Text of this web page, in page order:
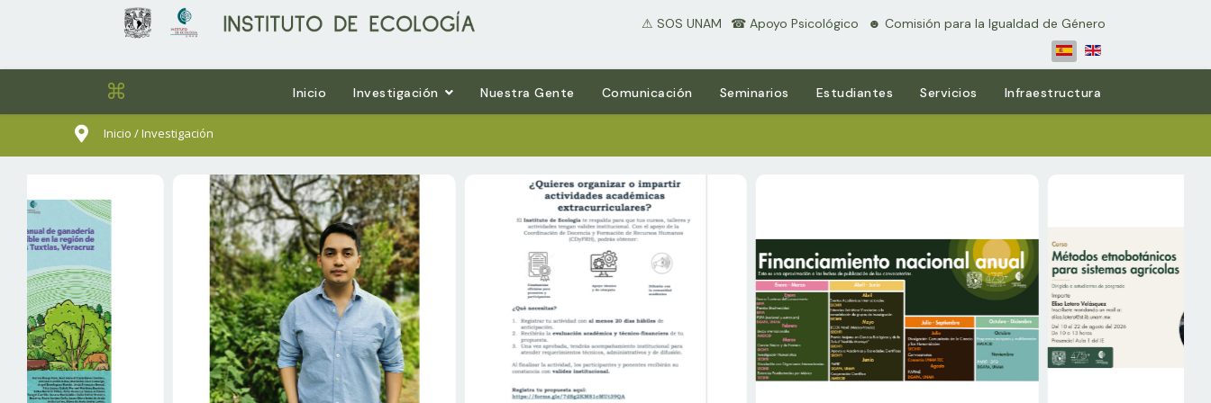
⚠ SOS UNAM ⠀☎ Apoyo Psicológico ⠀☻ Comisión para la Igualdad de Género
⌘ Inicio Investigación Nuestra Gente Comunicación Seminarios Estudiantes Servicios Infraestructura
Inicio / Investigación